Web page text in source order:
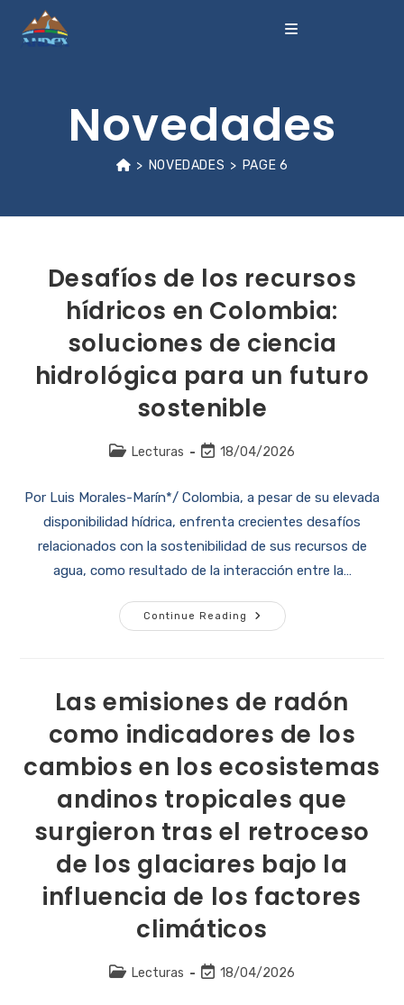
Novedades
> NOVEDADES > PAGE 6
Desafíos de los recursos
hídricos en Colombia:
soluciones de ciencia
hidrológica para un futuro
sostenible
Lecturas 18/04/2026
Por Luis Morales-Marín*/ Colombia, a pesar de su elevada
disponibilidad hídrica, enfrenta crecientes desafíos
relacionados con la sostenibilidad de sus recursos de
agua, como resultado de la interacción entre la…
Continue Reading
Las emisiones de radón
como indicadores de los
cambios en los ecosistemas
andinos tropicales que
surgieron tras el retroceso
de los glaciares bajo la
influencia de los factores
climáticos
Lecturas 18/04/2026